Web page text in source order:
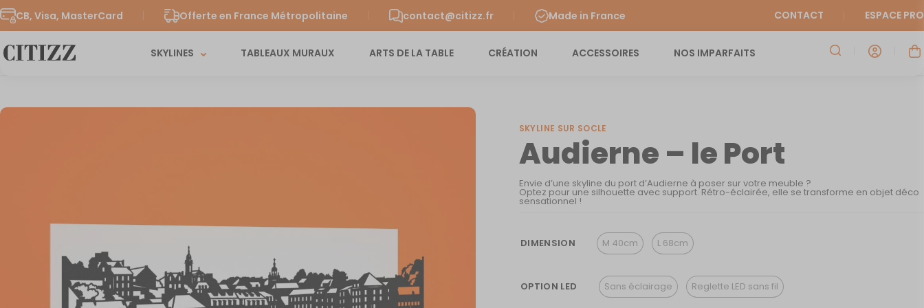
CB, Visa, MasterCard Offerte en France Métropolitaine contact@citizz.fr Made in France CONTACT ESPACE PRO
SKYLINES TABLEAUX MURAUX ARTS DE LA TABLE CRÉATION ACCESSOIRES NOS IMPARFAITS
SKYLINE SUR SOCLE
Audierne – le Port
Envie d’une skyline du port d’Audierne à poser sur votre meuble ?
Optez pour une silhouette avec support. Rétro-éclairée, elle se transforme en objet déco
sensationnel !
DIMENSION M 40cm L 68cm
OPTION LED Sans éclairage Reglette LED sans fil